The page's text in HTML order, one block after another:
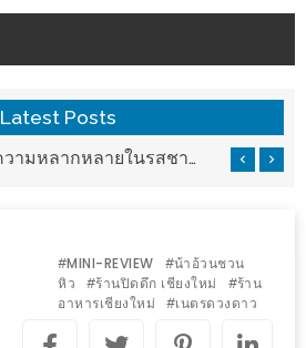
Latest Posts
มาที่เดียว จบ ครบ กับความหลากหลายในรสชาติที่นำมาจากทั่วเมืองจีนที่ HAN The Chinese Cuisine
#MINI-REVIEW #น้าอ้วนชวน
หิว
#​ร้านปิดดึก เชียงใหม่ #ร้าน
อาหารเชียงใหม่
#เนตรดวงดาว